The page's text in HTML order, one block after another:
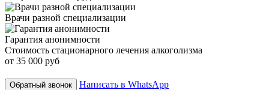
Врачи разной специализации
Гарантия анонимности
Стоимость стационарного лечения алкоголизма
от 35 000 руб
Обратный звонок
Написать в WhatsApp